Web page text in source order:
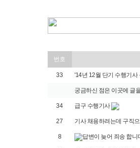
번호
33 '14년 12월 단기 수행기사
궁금하신 점은 이곳에 글
34 급구 수행기사
27 기사 채용하려는데 구직
8 답변이 늦어 죄송 합니